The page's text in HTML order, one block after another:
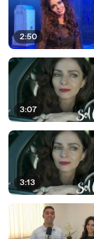
2:50
3:07
3:13